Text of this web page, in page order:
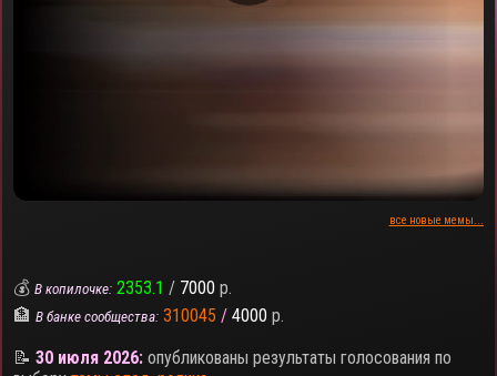
все новые мемы...
💰В копилочке: 2353.1 / 7000 р.
🏦В банке сообщества: 310045 / 4000 р.
📝30 июля 2026: опубликованы результаты голосования по